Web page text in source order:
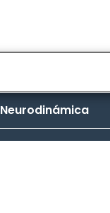
Neurodinámica